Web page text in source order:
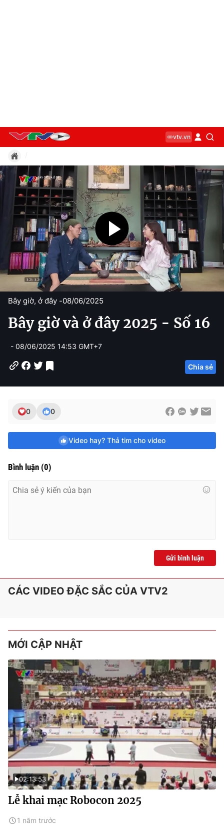
vtv.vn
Bây giờ, ở đây -08/06/2025
Bây giờ và ở đây 2025 - Số 16
- 08/06/2025 14:53 GMT+7
Chia sẻ
0 0
Video hay? Thả tim cho video
Bình luận (0)
Gửi bình luận
CÁC VIDEO ĐẶC SẮC CỦA VTV2
MỚI CẬP NHẬT
02:13:53
Lễ khai mạc Robocon 2025
1 năm trước